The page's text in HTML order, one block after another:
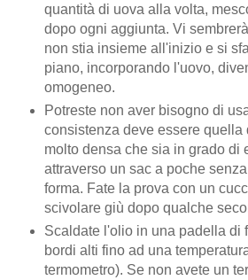
quantità di uova alla volta,
dopo ogni aggiunta. Vi
non stia insieme all'inizio e si
piano, incorporando l'uovo,
omogeneo.
Potreste non aver bisogno di
consistenza deve essere quella
molto densa che sia in grado di
attraverso un sac a poche
forma. Fate la prova con un
scivolare giù dopo qualche
Scaldate l'olio in una padella di
bordi alti fino ad una
termometro). Se non avete un